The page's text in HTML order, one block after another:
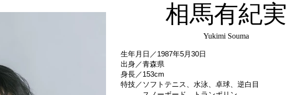
​相馬有紀実​​
Yukimi Souma
生年月日／1987年5月30日
出身／青森県
身長／153cm
特技／ソフトテニス、水泳、卓球、逆白目